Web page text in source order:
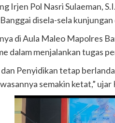
Irjen Pol Nasri Sulaeman,
disela-sela
di Aula Maleo Mapolres
dalam menjalankan tugas
Penyidikan tetap
semakin ketat,”